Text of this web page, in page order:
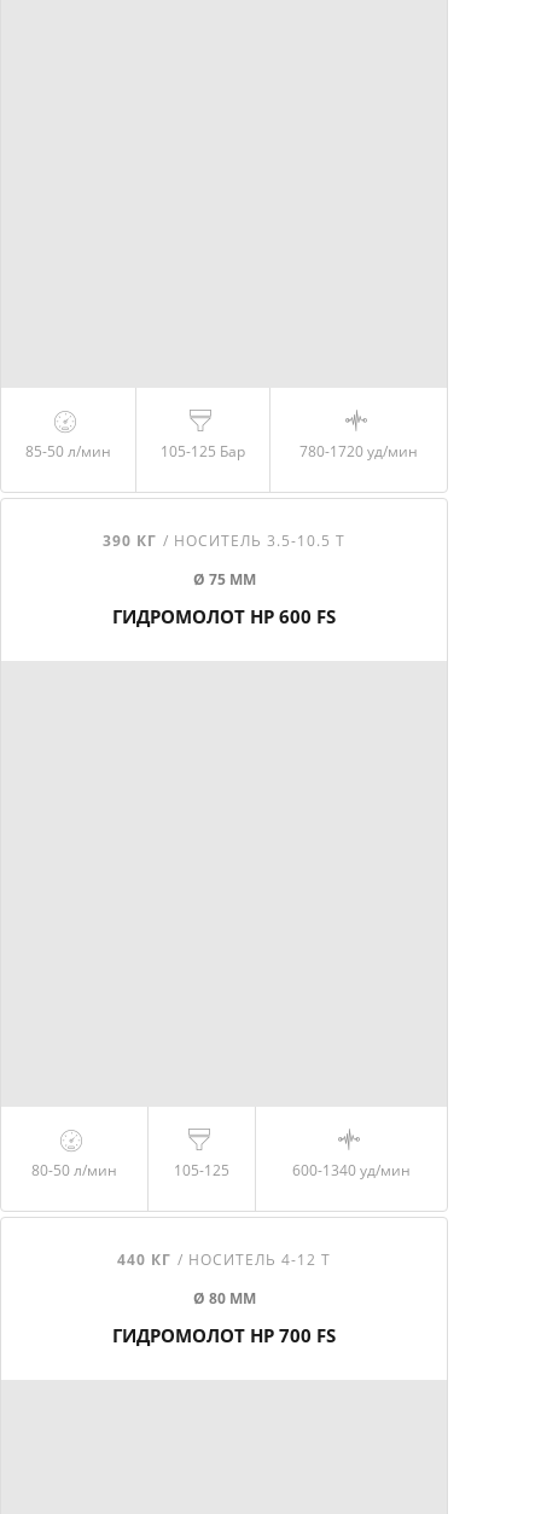
85-50 л/мин 105-125 Бар 780-1720 уд/мин
390 КГ / НОСИТЕЛЬ 3.5-10.5 Т
Ø 75 ММ
ГИДРОМОЛОТ HP 600 FS
80-50 л/мин 105-125 600-1340 уд/мин
440 КГ / НОСИТЕЛЬ 4-12 Т
Ø 80 ММ
ГИДРОМОЛОТ HP 700 FS